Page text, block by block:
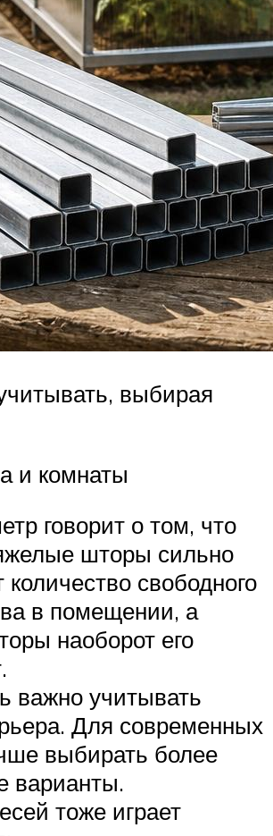
выбирая
и комнаты
говорит о том, что
шторы сильно
свободного
в помещении, а
наоборот его
важно учитывать
Для современных
выбирать более
варианты.
тоже играет